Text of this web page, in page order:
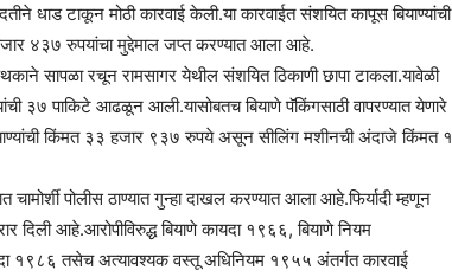
धाड टाकून मोठी कारवाई केली.या कारवाईत संशयित कापूस बियाण्यांची
४३७ रुपयांचा मुद्देमाल जप्त करण्यात आला आहे.
सापळा रचून रामसागर येथील संशयित ठिकाणी छापा टाकला.यावेळी
३७ पाकिटे आढळून आली.यासोबतच बियाणे पॅकिंगसाठी वापरण्यात येणारे
किंमत ३३ हजार ९३७ रुपये असून सीलिंग मशीनची अंदाजे किंमत १
चामोर्शी पोलीस ठाण्यात गुन्हा दाखल करण्यात आला आहे.फिर्यादी म्हणून
दिली आहे.आरोपीविरुद्ध बियाणे कायदा १९६६, बियाणे नियम
१९८६ तसेच अत्यावश्यक वस्तू अधिनियम १९५५ अंतर्गत कारवाई